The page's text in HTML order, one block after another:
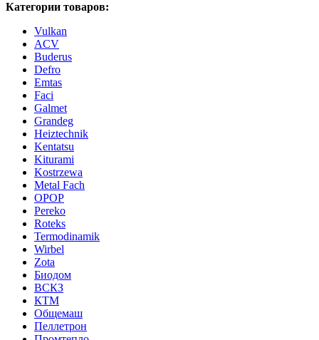
Категории товаров:
Vulkan
ACV
Buderus
Defro
Emtas
Faci
Galmet
Grandeg
Heiztechnik
Kentatsu
Kiturami
Kostrzewa
Metal Fach
OPOP
Pereko
Roteks
Termodinamik
Wirbel
Zota
Биодом
ВСКЗ
КТМ
Общемаш
Пеллетрон